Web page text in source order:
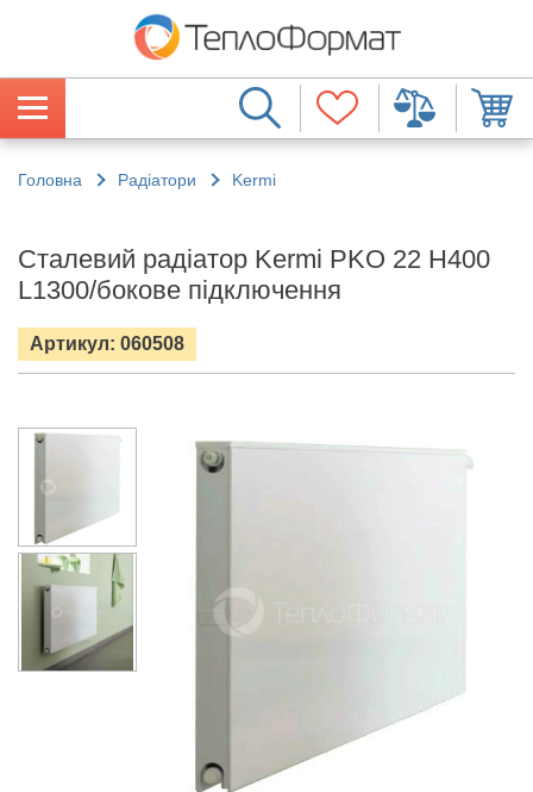
Головна Радіатори Kermi
Сталевий радіатор Kermi PKO 22 H400
L1300/бокове підключення
Артикул: 060508